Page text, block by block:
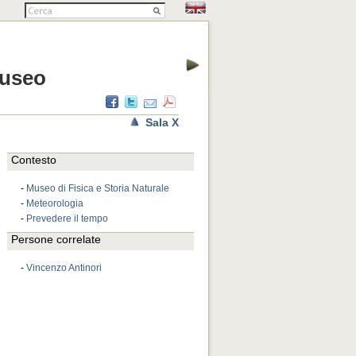
Sala X
Contesto
- Museo di Fisica e Storia Naturale
- Meteorologia
- Prevedere il tempo
Persone correlate
- Vincenzo Antinori